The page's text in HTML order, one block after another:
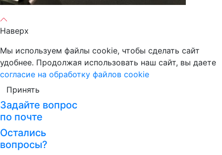
Наверх
Мы используем файлы cookie, чтобы сделать сайт
удобнее. Продолжая использовать наш сайт, вы даете
согласие на обработку файлов cookie
Принять
Задайте вопрос
по почте
Остались
вопросы?